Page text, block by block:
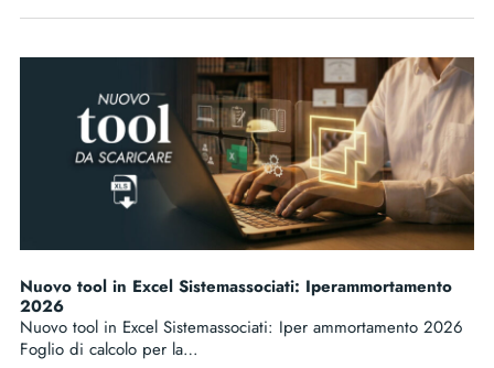
Nuovo tool in Excel Sistemassociati: Iperammortamento
2026
Nuovo tool in Excel Sistemassociati: Iper ammortamento 2026
Foglio di calcolo per la…